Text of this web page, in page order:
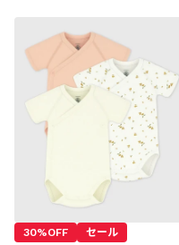
30%OFF セール